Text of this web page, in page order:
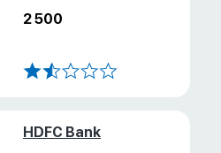
2 500
HDFC Bank